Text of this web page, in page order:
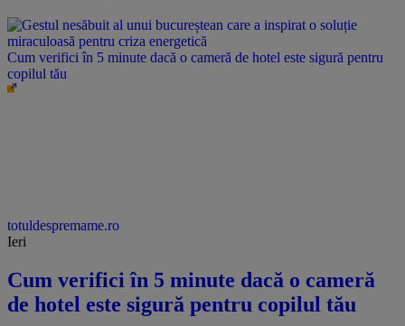
Cum verifici în 5 minute dacă o cameră de hotel este sigură pentru
copilul tău
totuldespremame.ro
Ieri
Cum verifici în 5 minute dacă o cameră
de hotel este sigură pentru copilul tău